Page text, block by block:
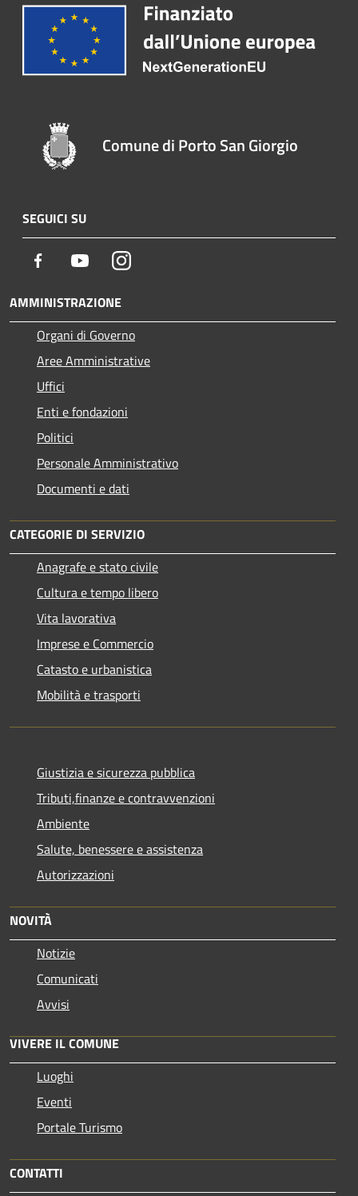
Comune di Porto San Giorgio
SEGUICI SU
Facebook YoutubeInstagram
AMMINISTRAZIONE
Organi di Governo
Aree Amministrative
Uffici
Enti e fondazioni
Politici
Personale Amministrativo
Documenti e dati
CATEGORIE DI SERVIZIO
Anagrafe e stato civile
Cultura e tempo libero
Vita lavorativa
Imprese e Commercio
Catasto e urbanistica
Mobilità e trasporti
Giustizia e sicurezza pubblica
Tributi,finanze e contravvenzioni
Ambiente
Salute, benessere e assistenza
Autorizzazioni
NOVITÀ
Notizie
Comunicati
Avvisi
VIVERE IL COMUNE
Luoghi
Eventi
Portale Turismo
CONTATTI